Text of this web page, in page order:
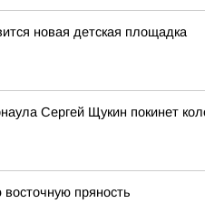
новая детская площадка
Сергей Щукин покинет
пряность